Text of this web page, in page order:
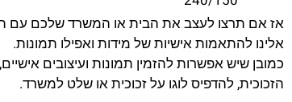
אז אם תרצו לעצב את הבית או המשרד שלכם עם
אלינו להתאמות אישיות של מידות ואפילו תמונות.
כמובן שיש אפשרות להזמין תמונות ועיצובים
הזכוכית, להדפיס לוגו על זכוכית או שלט למשרד.